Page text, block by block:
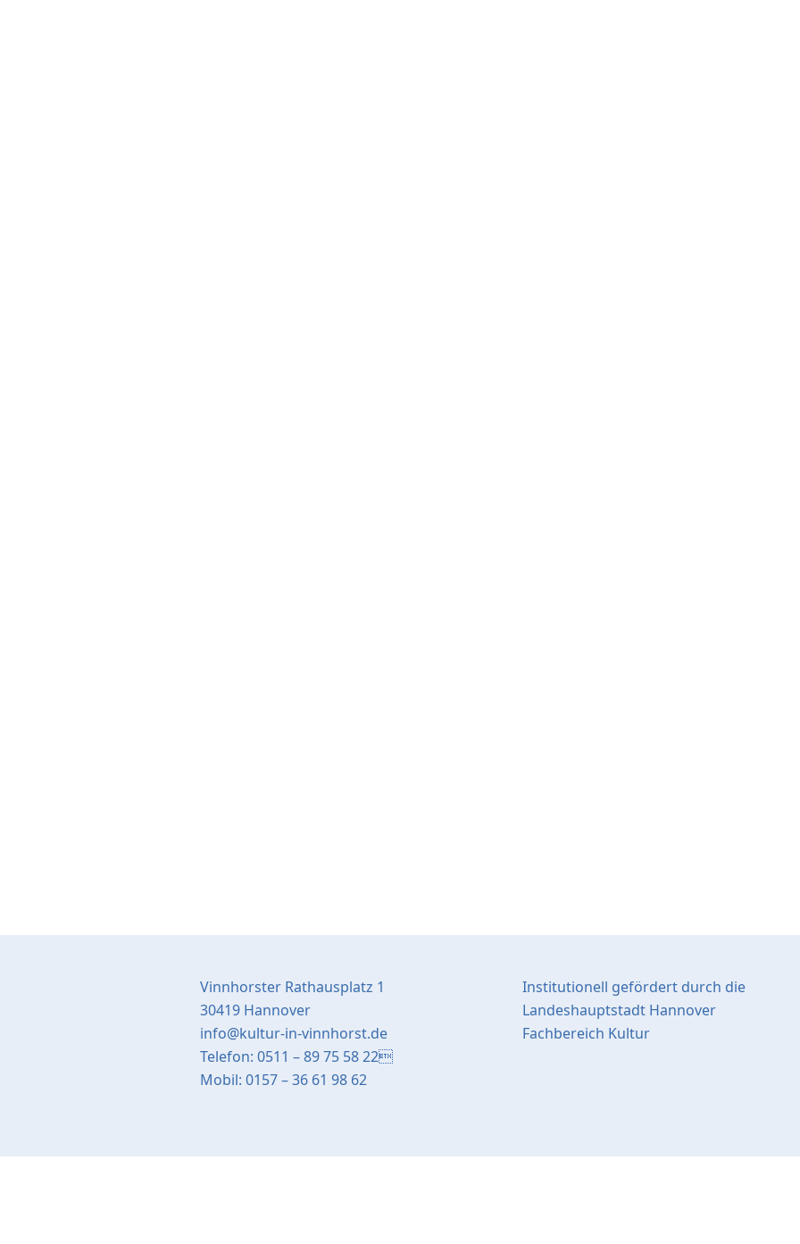
Vinnhorster Rathausplatz 1
30419 Hannover
info@kultur-in-vinnhorst.de
Telefon: 0511 – 89 75 58 22
Mobil: 0157 – 36 61 98 62
Institutionell gefördert durch die
Landeshauptstadt Hannover
Fachbereich Kultur